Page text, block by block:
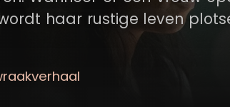
haar rustige leven
is en net aangekomen